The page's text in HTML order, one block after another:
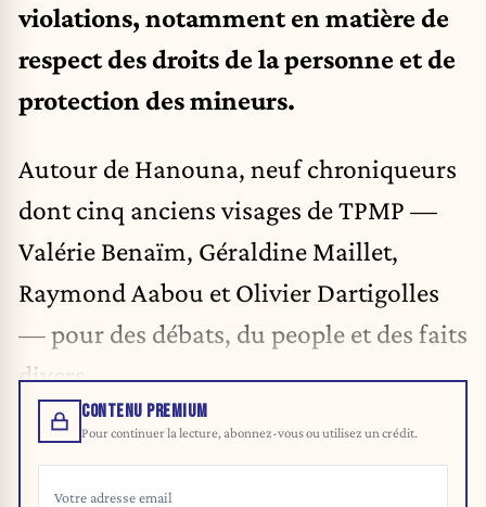
violations, notamment en matière de
respect des droits de la personne et de
protection des mineurs.
Autour de Hanouna, neuf chroniqueurs
dont cinq anciens visages de TPMP —
Valérie Benaïm, Géraldine Maillet,
Raymond Aabou et Olivier Dartigolles
— pour des débats, du people et des faits
divers.
CONTENU PREMIUM
Pour continuer la lecture, abonnez-vous ou utilisez un crédit.